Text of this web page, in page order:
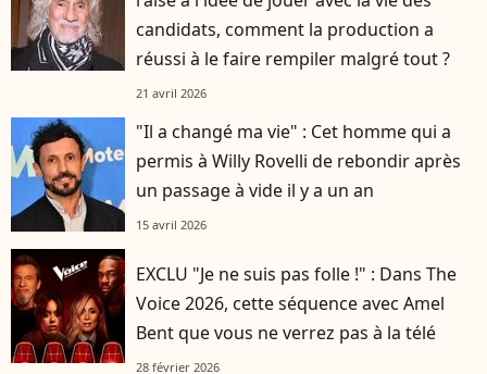
candidats, comment la production a
réussi à le faire rempiler malgré tout ?
21 avril 2026
"Il a changé ma vie" : Cet homme qui a
permis à Willy Rovelli de rebondir après
un passage à vide il y a un an
15 avril 2026
EXCLU "Je ne suis pas folle !" : Dans The
Voice 2026, cette séquence avec Amel
Bent que vous ne verrez pas à la télé
28 février 2026